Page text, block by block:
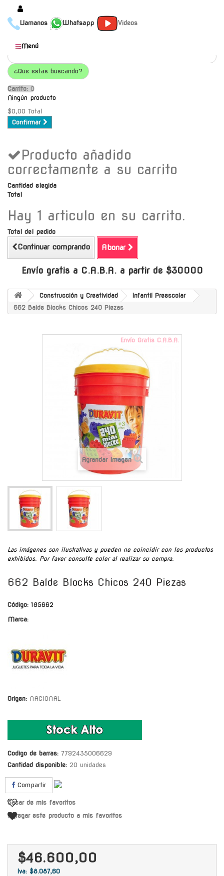
Llamanos Whatsapp Videos
Productos
Populares
Categorías
Marcas
Mayoristas
Contacto
Envío gratis a C.A.B.A. a
partir de $30000
Menú
¿Que estas buscando?
Carrito: O
Ningún producto
$0,00 Total
Confirmar
Producto añadido
correctamente a su carrito
Cantidad elegida
Total
Hay 1 articulo en su carrito.
Total del pedido
Continuar comprando Abonar
Envío gratis a C.A.B.A. a partir de $30000
Construcción y Creatividad
Infantil Preescolar
662 Balde Blocks Chicos 240 Piezas
Envío Gratis C.A.B.A.
Agrandar Imagen
Las imágenes son ilustrativas y pueden no coincidir con los productos
exhibidos. Por favor consulte color al realizar su compra.
662 Balde Blocks Chicos 240 Piezas
Código: 185662
Marca:
Origen: NACIONAL
Codigo de barras: 7792435006629
Cantidad disponible: 20 unidades
Compartir
Sacar de mis favoritos
Agregar este producto a mis favoritos
$46.600,00
Iva: $8.087,60